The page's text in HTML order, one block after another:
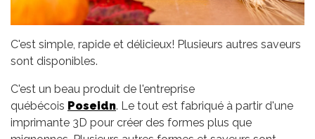
C'est simple, rapide et délicieux! Plusieurs autres saveurs
sont disponibles.
C'est un beau produit de l'entreprise
québécois Poseidn. Le tout est fabriqué à partir d'une
imprimante 3D pour créer des formes plus que